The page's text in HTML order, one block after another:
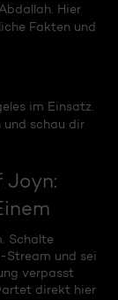
Hier
Fakten und
im Einsatz.
schau dir
Joyn:
Schalte
Stream und sei
verpasst
direkt hier